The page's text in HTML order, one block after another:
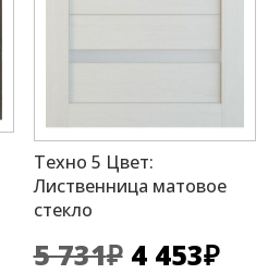
Техно 5 Цвет:
Лиственница матовое
стекло
5 731₽ 4 453₽